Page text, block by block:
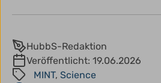
HubbS-Redaktion
Veröffentlicht: 19.06.2026
MINT, Science